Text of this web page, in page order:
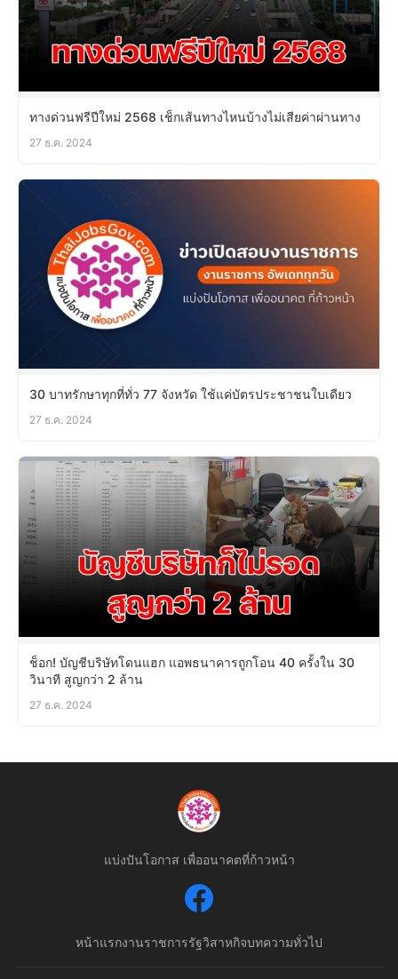
ทางด่วนฟรีปีใหม่ 2568 เช็กเส้นทางไหนบ้างไม่เสียค่าผ่านทาง
27 ธ.ค. 2024
30 บาทรักษาทุกที่ทั่ว 77 จังหวัด ใช้แค่บัตรประชาชนใบเดียว
27 ธ.ค. 2024
ช็อก! บัญชีบริษัทโดนแฮก แอพธนาคารถูกโอน 40 ครั้งใน 30
วินาที สูญกว่า 2 ล้าน
27 ธ.ค. 2024
แบ่งปันโอกาส เพื่ออนาคตที่ก้าวหน้า
หน้าแรกงานราชการรัฐวิสาหกิจบทความทั่วไป